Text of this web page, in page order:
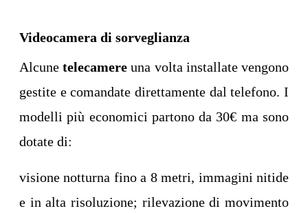
Videocamera di sorveglianza
Alcune telecamere una volta installate vengono
gestite e comandate direttamente dal telefono. I
modelli più economici partono da 30€ ma sono
dotate di:
visione notturna fino a 8 metri, immagini nitide
e in alta risoluzione; rilevazione di movimento